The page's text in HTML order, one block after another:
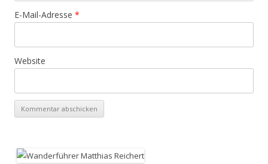
E-Mail-Adresse *
Website